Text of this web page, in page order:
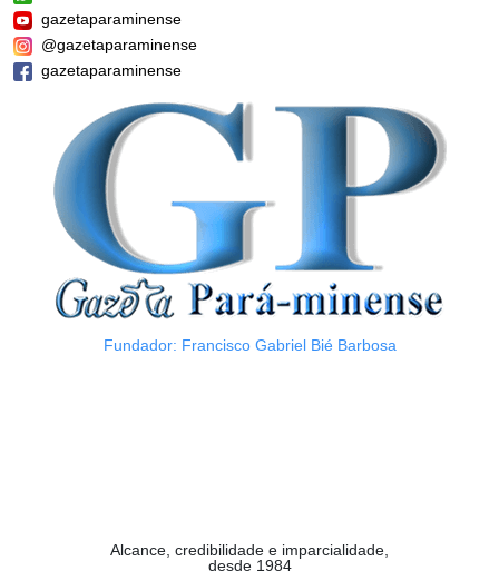
gazetaparaminense
@gazetaparaminense
gazetaparaminense
Fundador: Francisco Gabriel Bié Barbosa
Alcance, credibilidade e imparcialidade,
desde 1984